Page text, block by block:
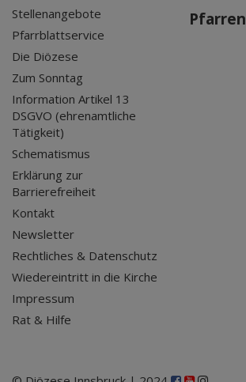
Stellenangebote
Pfarrblattservice
Die Diözese
Zum Sonntag
Information Artikel 13
DSGVO (ehrenamtliche
Tätigkeit)
Schematismus
Erklärung zur
Barrierefreiheit
Kontakt
Newsletter
Rechtliches & Datenschutz
Wiedereintritt in die Kirche
Impressum
Rat & Hilfe
Pfarren